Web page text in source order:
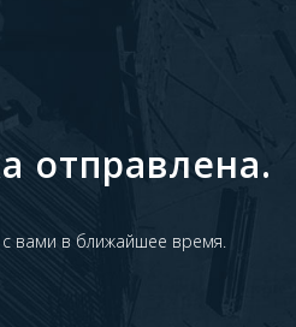
отправлена.
с вами в ближайшее время.